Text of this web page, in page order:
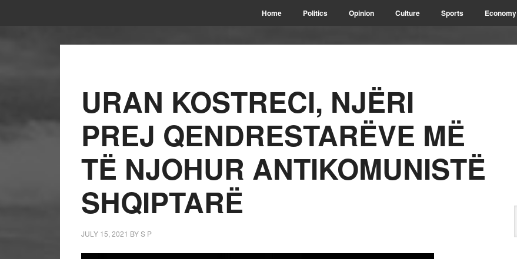
Home Politics Opinion Culture Sports Economy
URAN KOSTRECI, NJËRI
PREJ QENDRESTARËVE MË
TË NJOHUR ANTIKOMUNISTË
SHQIPTARË
JULY 15, 2021 BYS P